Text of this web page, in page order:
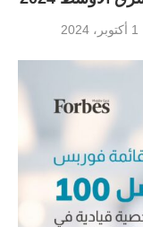
1 أكتوبر، 2024